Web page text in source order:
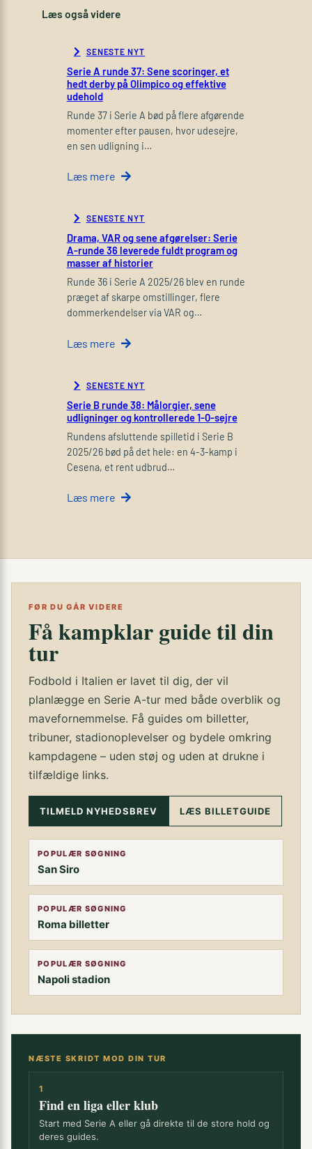
Læs også videre
SENESTE NYT
Serie A runde 37: Sene scoringer, et
hedt derby på Olimpico og effektive
udehold
Runde 37 i Serie A bød på flere afgørende
momenter efter pausen, hvor udesejre,
en sen udligning i…
Læs mere
SENESTE NYT
Drama, VAR og sene afgørelser: Serie
A-runde 36 leverede fuldt program og
masser af historier
Runde 36 i Serie A 2025/26 blev en runde
præget af skarpe omstillinger, flere
dommerkendelser via VAR og…
Læs mere
SENESTE NYT
Serie B runde 38: Målorgier, sene
udligninger og kontrollerede 1-0-sejre
Rundens afsluttende spilletid i Serie B
2025/26 bød på det hele: en 4-3-kamp i
Cesena, et rent udbrud…
Læs mere
FØR DU GÅR VIDERE
Få kampklar guide til din
tur
Fodbold i Italien er lavet til dig, der vil
planlægge en Serie A-tur med både overblik og
mavefornemmelse. Få guides om billetter,
tribuner, stadionoplevelser og bydele omkring
kampdagene – uden støj og uden at drukne i
tilfældige links.
TILMELD NYHEDSBREV LÆS BILLETGUIDE
POPULÆR SØGNING
San Siro
POPULÆR SØGNING
Roma billetter
POPULÆR SØGNING
Napoli stadion
NÆSTE SKRIDT MOD DIN TUR
1
Find en liga eller klub
Start med Serie A eller gå direkte til de store hold og
deres guides.